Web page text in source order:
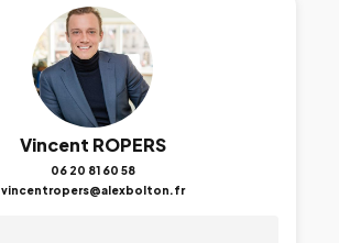
Vincent ROPERS
06 20 81 60 58
vincentropers@alexbolton.fr